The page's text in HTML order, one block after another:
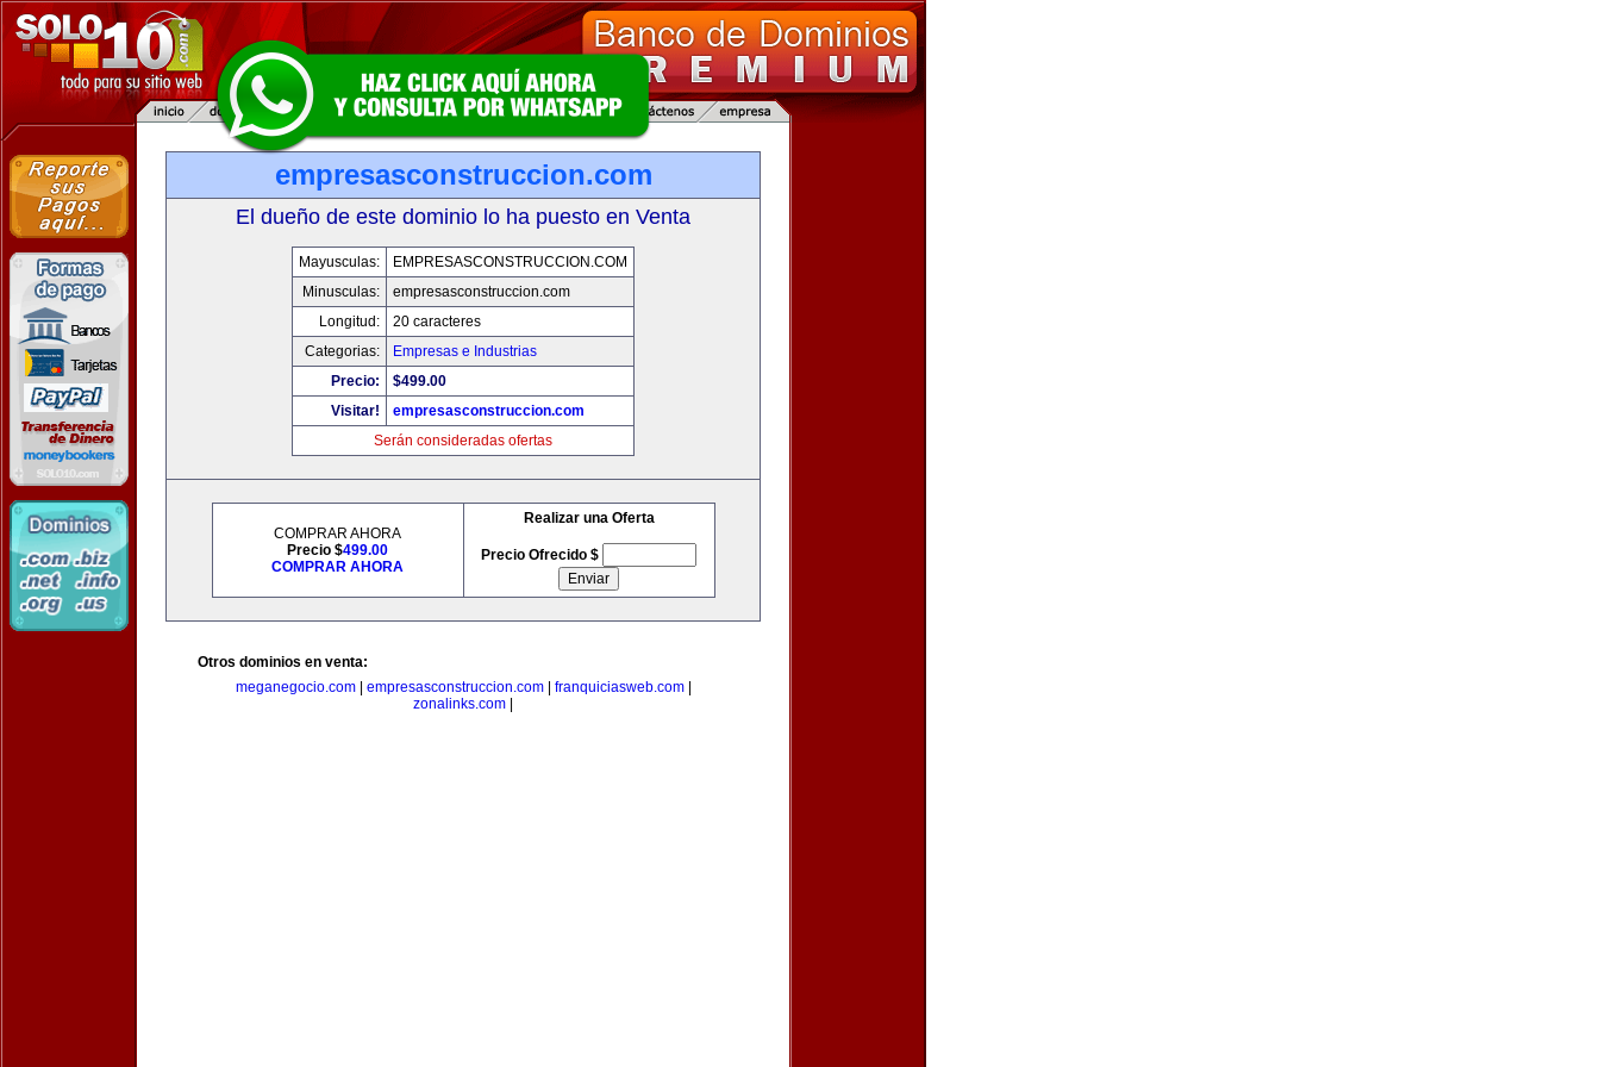
empresasconstruccion.com
El dueño de este dominio lo ha puesto en Venta
Mayusculas:
EMPRESASCONSTRUCCION.COM
Minusculas:
empresasconstruccion.com
Longitud:
20 caracteres
Categorias:
Empresas e Industrias
Precio:
$499.00
Visitar!
empresasconstruccion.com
Serán consideradas ofertas
COMPRAR AHORA
Precio $499.00
COMPRAR AHORA
Realizar una Oferta
Precio Ofrecido $
Otros dominios en venta:
meganegocio.com| empresasconstruccion.com| franquiciasweb.com|
zonalinks.com